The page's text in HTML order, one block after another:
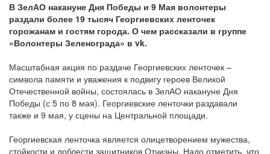
В ЗелАО накануне Дня Победы и 9 Мая волонтеры
раздали более 19 тысяч Георгиевских ленточек
горожанам и гостям города. О чем рассказали в группе
«Волонтеры Зеленограда» в vk.
Масштабная акция по раздаче Георгиевских ленточек –
символа памяти и уважения к подвигу героев Великой
Отечественной войны, состоялась в ЗелАО накануне Дня
Победы (с 5 по 8 мая). Георгиевские ленточки раздавали
также и 9 мая, у сцены на Центральной площади.
Георгиевская ленточка является олицетворением мужества,
стойкости и доблести защитников Отчизны. Надо отметить, что